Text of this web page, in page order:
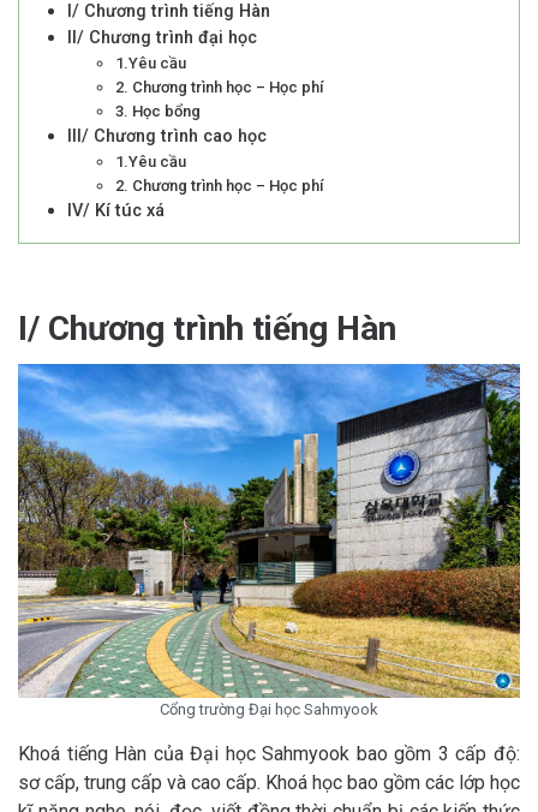
I/ Chương trình tiếng Hàn
II/ Chương trình đại học
1.Yêu cầu
2. Chương trình học – Học phí
3. Học bổng
III/ Chương trình cao học
1.Yêu cầu
2. Chương trình học – Học phí
IV/ Kí túc xá
I/ Chương trình tiếng Hàn
Cổng trường Đại học Sahmyook
Khoá tiếng Hàn của Đại học Sahmyook bao gồm 3 cấp độ:
sơ cấp, trung cấp và cao cấp. Khoá học bao gồm các lớp học